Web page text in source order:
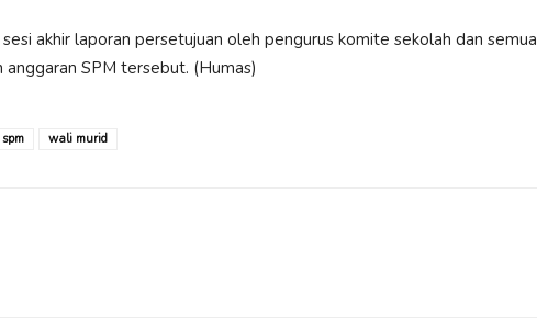
akhir laporan persetujuan oleh pengurus komite sekolah dan semua
SPM tersebut. (Humas)
wali murid